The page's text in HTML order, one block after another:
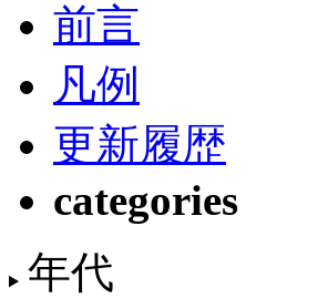
前言
凡例
更新履歴
categories
年代